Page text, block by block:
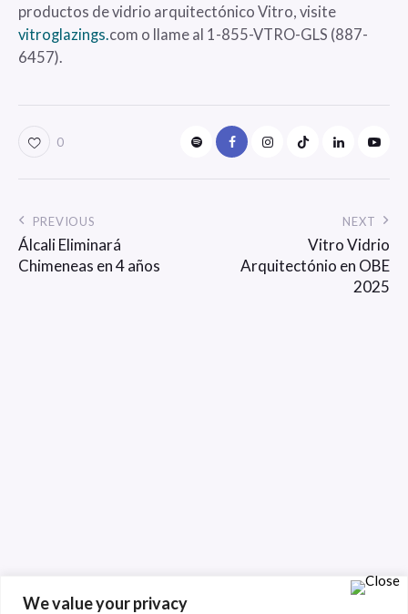
We value your privacy
productos de vidrio arquitectónico Vitro, visite
vitroglazings.com o llame al 1-855-VTRO-GLS (887-
6457).
0
PREVIOUS
Álcali Eliminará
Chimeneas en 4 años
NEXT
Vitro Vidrio
Arquitectónio en OBE
2025